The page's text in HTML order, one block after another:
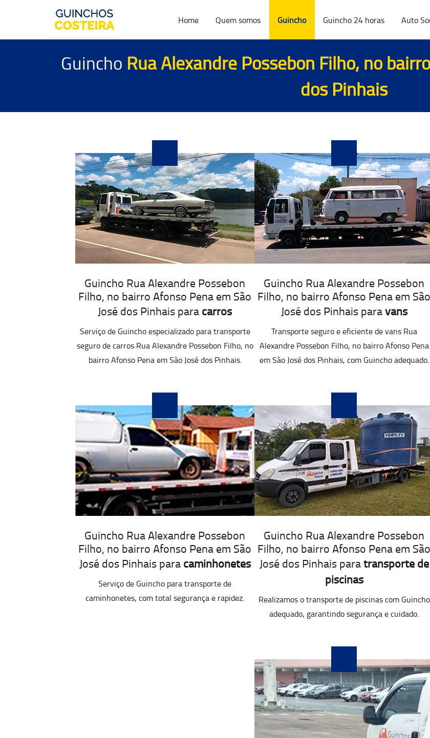
Home Quem somos Guincho Guincho 24 horas Auto
Guincho Rua Alexandre Possebon Filho, no
dos Pinhais
Guincho Rua Alexandre Possebon
Filho, no bairro Afonso Pena em São
José dos Pinhais paracarros
Serviço de Guincho especializado para transporte
seguro de carros Rua Alexandre Possebon Filho, no
bairro Afonso Pena em São José dos Pinhais.
Guincho Rua Alexandre Possebon
Filho, no bairro Afonso Pena em São
José dos Pinhais paravans
Transporte seguro e eficiente de vans Rua
Alexandre Possebon Filho, no bairro Afonso Pena
em São José dos Pinhais, com Guincho adequado.
Guincho Rua Alexandre Possebon
Filho, no bairro Afonso Pena em São
José dos Pinhais paracaminhonetes
Serviço de Guincho para transporte de
caminhonetes, com total segurança e rapidez.
Guincho Rua Alexandre Possebon
Filho, no bairro Afonso Pena em São
José dos Pinhais paratransporte de
piscinas
Realizamos o transporte de piscinas com Guincho
adequado, garantindo segurança e cuidado.